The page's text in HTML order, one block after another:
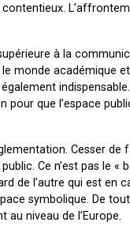
à la
monde académique
que l’espace
Cesser de
Ce n’est pas le «
de l’autre qui est en
symbolique. De
niveau de l’Europe.